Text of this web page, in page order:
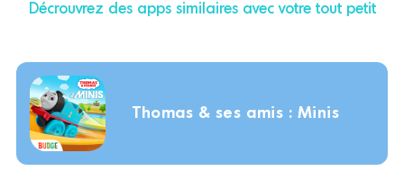
Décrouvrez des apps similaires avec votre tout petit
Thomas & ses amis : Minis